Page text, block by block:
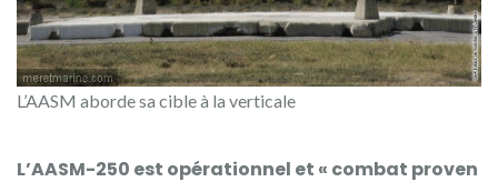
L’AASM aborde sa cible à la verticale
L’AASM-250 est opérationnel et « combat proven